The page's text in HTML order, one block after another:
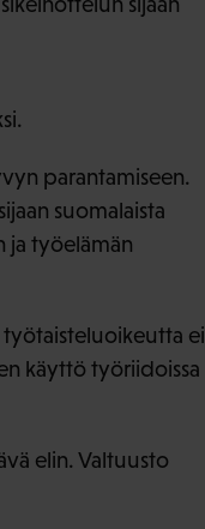
parantamiseen.
suomalaista
ja työelämän
ei
käyttö työriidoissa
elin. Valtuusto